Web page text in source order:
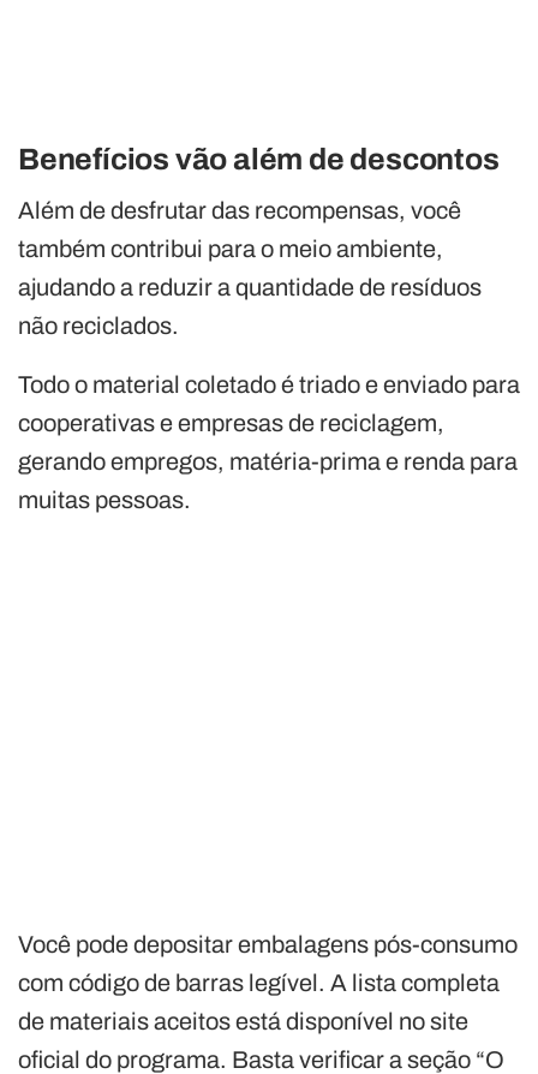
Benefícios vão além de descontos
Além de desfrutar das recompensas, você
também contribui para o meio ambiente,
ajudando a reduzir a quantidade de resíduos
não reciclados.
Todo o material coletado é triado e enviado para
cooperativas e empresas de reciclagem,
gerando empregos, matéria-prima e renda para
muitas pessoas.
Você pode depositar embalagens pós-consumo
com código de barras legível. A lista completa
de materiais aceitos está disponível no site
oficial do programa. Basta verificar a seção “O